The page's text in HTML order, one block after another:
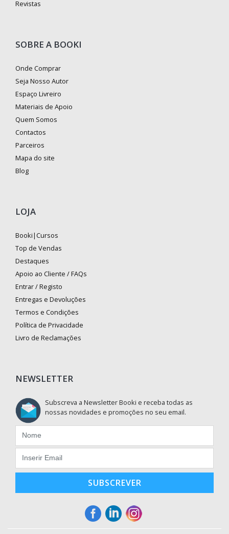
Revistas
SOBRE A BOOKI
Onde Comprar
Seja Nosso Autor
Espaço Livreiro
Materiais de Apoio
Quem Somos
Contactos
Parceiros
Mapa do site
Blog
LOJA
Booki|Cursos
Top de Vendas
Destaques
Apoio ao Cliente / FAQs
Entrar / Registo
Entregas e Devoluções
Termos e Condições
Política de Privacidade
Livro de Reclamações
NEWSLETTER
Subscreva a Newsletter Booki e receba todas as
nossas novidades e promoções no seu email.
SUBSCREVER